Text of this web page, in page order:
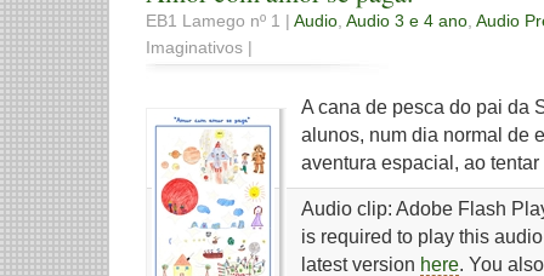
EB1 Lamego nº 1 | Audio Audio 3 e 4 ano Audio
Imaginativos |
A cana de pesca do pai da
alunos, num dia normal de
aventura espacial, ao
Audio clip: Adobe Flash
is required to play this
latest version here. You